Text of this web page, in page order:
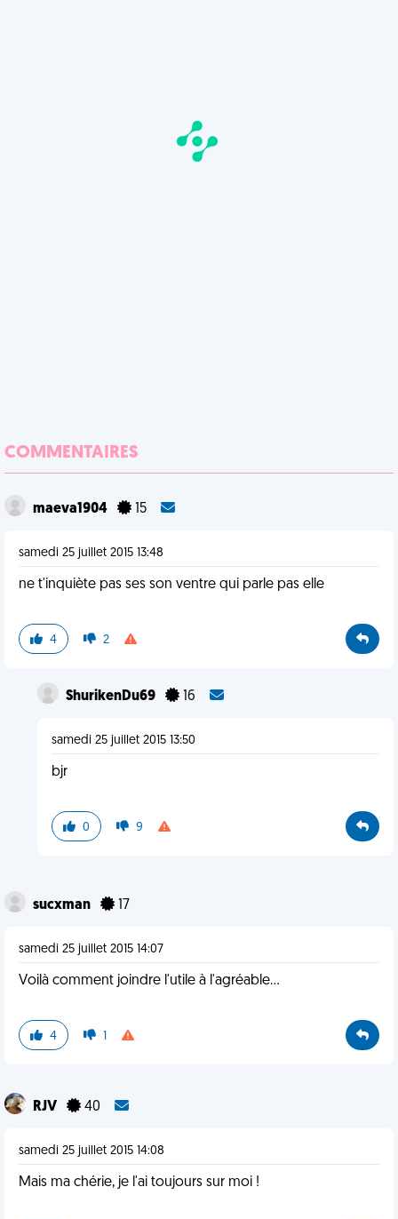
COMMENTAIRES
maeva1904 15
samedi 25 juillet 2015 13:48
ne t'inquiète pas ses son ventre qui parle pas elle
4 2
ShurikenDu69 16
samedi 25 juillet 2015 13:50
bjr
0 9
sucxman 17
samedi 25 juillet 2015 14:07
Voilà comment joindre l'utile à l'agréable...
4 1
RJV 40
samedi 25 juillet 2015 14:08
Mais ma chérie, je l'ai toujours sur moi !